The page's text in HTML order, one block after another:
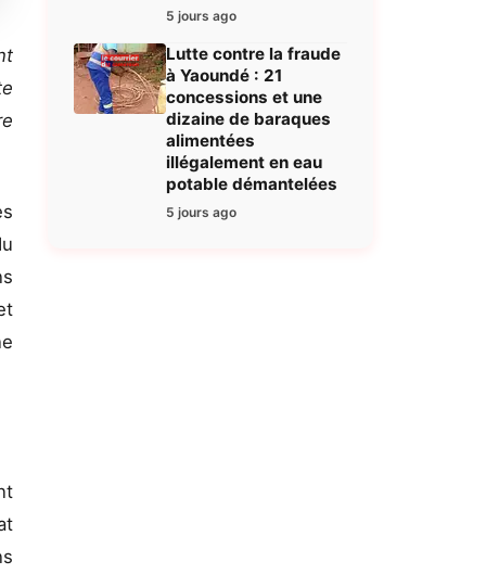
5 jours ago
Lutte contre la fraude
à Yaoundé : 21
concessions et une
dizaine de baraques
alimentées
illégalement en eau
potable démantelées
5 jours ago